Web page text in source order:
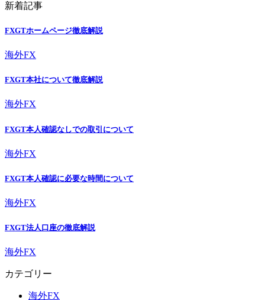
新着記事
FXGTホームページ徹底解説
海外FX
FXGT本社について徹底解説
海外FX
FXGT本人確認なしでの取引について
海外FX
FXGT本人確認に必要な時間について
海外FX
FXGT法人口座の徹底解説
海外FX
カテゴリー
海外FX